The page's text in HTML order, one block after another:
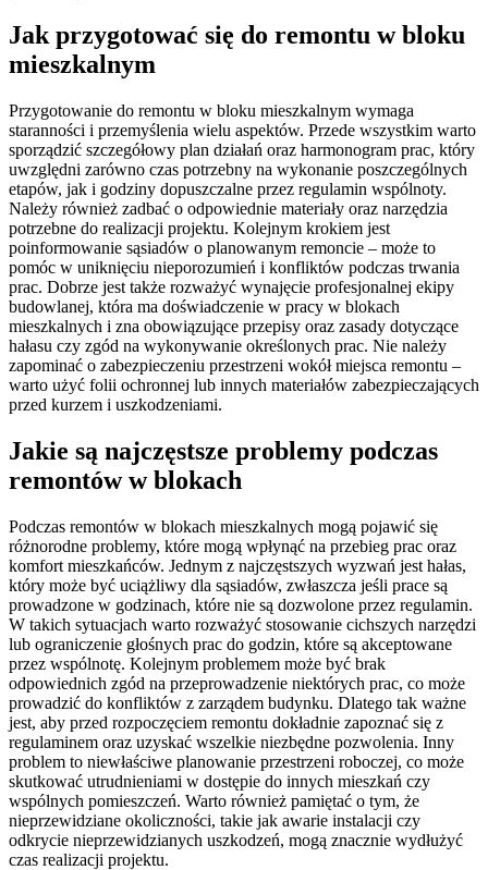
Jak przygotować się do remontu w bloku
mieszkalnym
Przygotowanie do remontu w bloku mieszkalnym wymaga
staranności i przemyślenia wielu aspektów. Przede wszystkim warto
sporządzić szczegółowy plan działań oraz harmonogram prac, który
uwzględni zarówno czas potrzebny na wykonanie poszczególnych
etapów, jak i godziny dopuszczalne przez regulamin wspólnoty.
Należy również zadbać o odpowiednie materiały oraz narzędzia
potrzebne do realizacji projektu. Kolejnym krokiem jest
poinformowanie sąsiadów o planowanym remoncie – może to
pomóc w uniknięciu nieporozumień i konfliktów podczas trwania
prac. Dobrze jest także rozważyć wynajęcie profesjonalnej ekipy
budowlanej, która ma doświadczenie w pracy w blokach
mieszkalnych i zna obowiązujące przepisy oraz zasady dotyczące
hałasu czy zgód na wykonywanie określonych prac. Nie należy
zapominać o zabezpieczeniu przestrzeni wokół miejsca remontu –
warto użyć folii ochronnej lub innych materiałów zabezpieczających
przed kurzem i uszkodzeniami.
Jakie są najczęstsze problemy podczas
remontów w blokach
Podczas remontów w blokach mieszkalnych mogą pojawić się
różnorodne problemy, które mogą wpłynąć na przebieg prac oraz
komfort mieszkańców. Jednym z najczęstszych wyzwań jest hałas,
który może być uciążliwy dla sąsiadów, zwłaszcza jeśli prace są
prowadzone w godzinach, które nie są dozwolone przez regulamin.
W takich sytuacjach warto rozważyć stosowanie cichszych narzędzi
lub ograniczenie głośnych prac do godzin, które są akceptowane
przez wspólnotę. Kolejnym problemem może być brak
odpowiednich zgód na przeprowadzenie niektórych prac, co może
prowadzić do konfliktów z zarządem budynku. Dlatego tak ważne
jest, aby przed rozpoczęciem remontu dokładnie zapoznać się z
regulaminem oraz uzyskać wszelkie niezbędne pozwolenia. Inny
problem to niewłaściwe planowanie przestrzeni roboczej, co może
skutkować utrudnieniami w dostępie do innych mieszkań czy
wspólnych pomieszczeń. Warto również pamiętać o tym, że
nieprzewidziane okoliczności, takie jak awarie instalacji czy
odkrycie nieprzewidzianych uszkodzeń, mogą znacznie wydłużyć
czas realizacji projektu.